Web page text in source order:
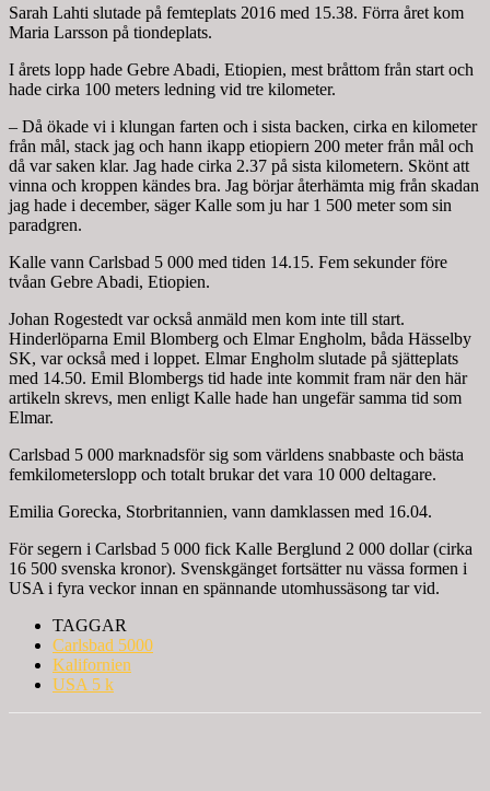
Sarah Lahti slutade på femteplats 2016 med 15.38. Förra året kom
Maria Larsson på tiondeplats.
I årets lopp hade Gebre Abadi, Etiopien, mest bråttom från start och
hade cirka 100 meters ledning vid tre kilometer.
– Då ökade vi i klungan farten och i sista backen, cirka en kilometer
från mål, stack jag och hann ikapp etiopiern 200 meter från mål och
då var saken klar. Jag hade cirka 2.37 på sista kilometern. Skönt att
vinna och kroppen kändes bra. Jag börjar återhämta mig från skadan
jag hade i december, säger Kalle som ju har 1 500 meter som sin
paradgren.
Kalle vann Carlsbad 5 000 med tiden 14.15. Fem sekunder före
tvåan Gebre Abadi, Etiopien.
Johan Rogestedt var också anmäld men kom inte till start.
Hinderlöparna Emil Blomberg och Elmar Engholm, båda Hässelby
SK, var också med i loppet. Elmar Engholm slutade på sjätteplats
med 14.50. Emil Blombergs tid hade inte kommit fram när den här
artikeln skrevs, men enligt Kalle hade han ungefär samma tid som
Elmar.
Carlsbad 5 000 marknadsför sig som världens snabbaste och bästa
femkilometerslopp och totalt brukar det vara 10 000 deltagare.
Emilia Gorecka, Storbritannien, vann damklassen med 16.04.
För segern i Carlsbad 5 000 fick Kalle Berglund 2 000 dollar (cirka
16 500 svenska kronor). Svenskgänget fortsätter nu vässa formen i
USA i fyra veckor innan en spännande utomhussäsong tar vid.
TAGGAR
Carlsbad 5000
Kalifornien
USA 5 k